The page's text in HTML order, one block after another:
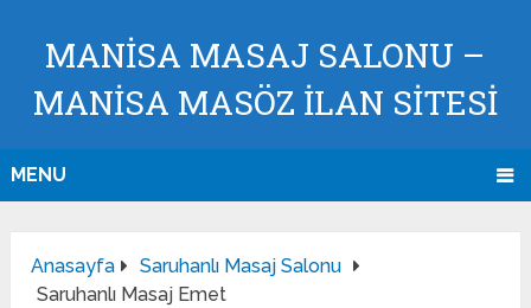
MANISA MASAJ SALONU –
MANISA MASÖZ İLAN SİTESİ
MENU
Anasayfa
Saruhanlı Masaj Salonu
Saruhanlı Masaj Emet